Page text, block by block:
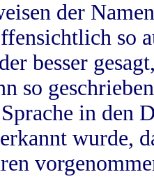
der
so
besser
so
in
wurde,